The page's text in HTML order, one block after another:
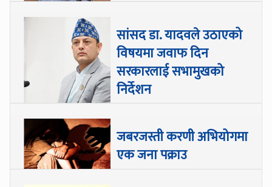
सांसद डा‍‍. यादवले उठाएको
विषयमा जवाफ दिन
सरकारलाई सभामुखको
निर्देशन
जबरजस्ती करणी अभियोगमा
एक जना पक्राउ